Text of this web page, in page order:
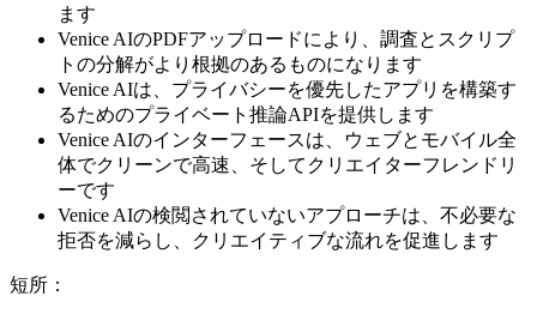
ます
Venice AIのPDFアップロードにより、調査とスクリプ
トの分解がより根拠のあるものになります
Venice AIは、プライバシーを優先したアプリを構築す
るためのプライベート推論APIを提供します
Venice AIのインターフェースは、ウェブとモバイル全
体でクリーンで高速、そしてクリエイターフレンドリ
ーです
Venice AIの検閲されていないアプローチは、不必要な
拒否を減らし、クリエイティブな流れを促進します
短所：